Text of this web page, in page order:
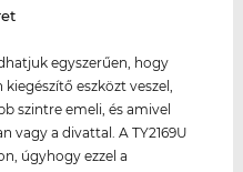
egyszerűen, hogy
eszközt veszel,
szintre emeli, és amivel
a divattal. A TY2169U
úgyhogy ezzel a